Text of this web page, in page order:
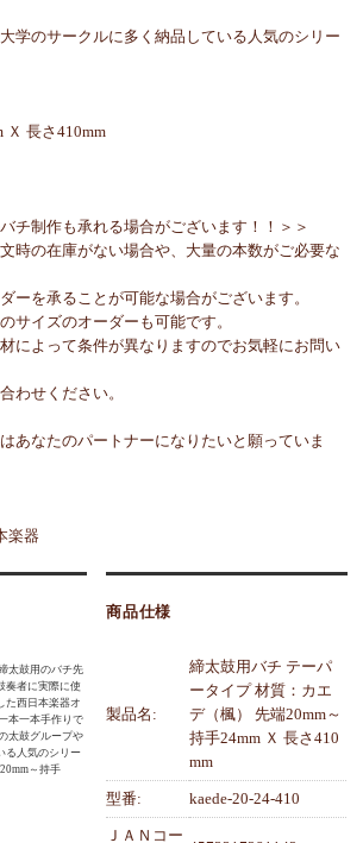
学のサークルに多く納品している人気のシリー
Ｘ 長さ410mm
チ制作も承れる場合がございます！！＞＞
時の在庫がない場合や、大量の本数がご必要な
ーを承ることが可能な場合がございます。
サイズのオーダーも可能です。
によって条件が異なりますのでお気軽にお問い
わせください。
あなたのパートナーになりたいと願っていま
楽器
太鼓用のバチ先
奏者に実際に使
た西日本楽器オ
本一本手作りで
太鼓グループや
る人気のシリー
～持手
商品仕様
製品名:
締太鼓用バチ テーパ
ータイプ 材質：カエ
デ（楓） 先端20mm～
持手24mm Ｘ 長さ410
mm
型番: kaede-20-24-410
ＪＡＮコー